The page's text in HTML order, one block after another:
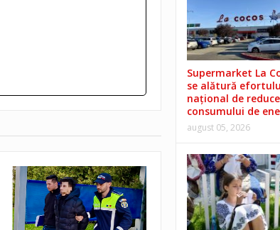
Supermarket La
se alătură
național de
consumului de
august 05, 2026